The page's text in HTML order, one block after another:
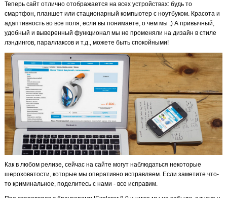
Теперь сайт отлично отображается на всех устройствах: будь то
смартфон, планшет или стационарный компьютер с ноутбуком. Красота и
адаптивность во все поля, если вы понимаете, о чем мы ;) А привычный,
удобный и выверенный функционал мы не променяли на дизайн в стиле
лэндингов, параллаксов и т.д., можете быть спокойными!
Как в любом релизе, сейчас на сайте могут наблюдаться некоторые
шероховатости, которые мы оперативно исправляем. Если заметите что-
то криминальное, поделитесь с нами - все исправим.